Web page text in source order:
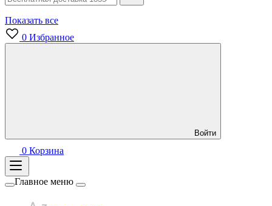
Показать все
0 Избранное
Войти
0 Корзина
Главное меню